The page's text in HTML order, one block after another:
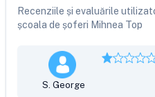
Recenziile și evaluările
școala de șoferi Mihnea Top
S. George